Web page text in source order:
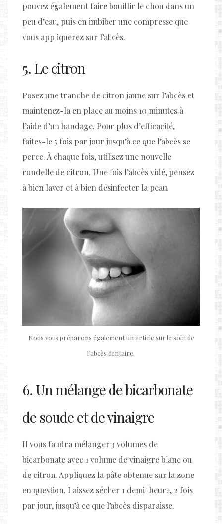
pouvez également faire bouillir le chou dans un
peu d’eau, puis en imbiber une compresse que
vous appliquerez sur l’abcès.
5. Le citron
Posez une tranche de citron jaune sur l’abcès et
maintenez-la en place au moins 10 minutes à
l’aide d’un bandage. Pour plus d’efficacité,
faites-le 5 fois par jour jusqu’à ce que l’abcès se
perce. À chaque fois, utilisez une nouvelle
rondelle de citron. Une fois l’abcès vidé, pensez
à bien laver et à bien désinfecter la peau.
Nous vous préparons également un article sur le soin de
l’abcès dentaire.
6. Un mélange de bicarbonate
de soude et de vinaigre
Il vous faudra mélanger 3 volumes de
bicarbonate avec 1 volume de vinaigre blanc ou
de citron. Appliquez la pâte obtenue sur la zone
en question. Laissez sécher 1 demi-heure, 2 fois
par jour, jusqu’à ce que l’abcès disparaisse.